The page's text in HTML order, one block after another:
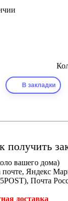
В закладки
получить
вашего дома)
Яндекс
Почта
доставка